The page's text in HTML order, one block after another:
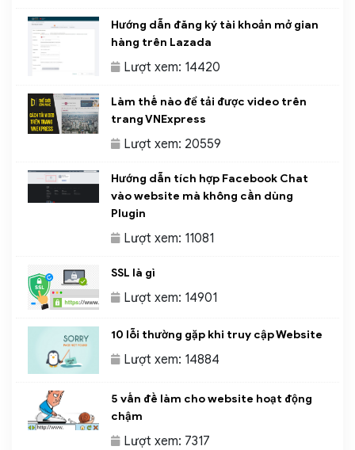
Hướng dẫn đăng ký tài khoản mở gian
hàng trên Lazada
Lượt xem: 14420
Làm thế nào để tải được video trên
trang VNExpress
Lượt xem: 20559
Hướng dẫn tích hợp Facebook Chat
vào website mà không cần dùng
Plugin
Lượt xem: 11081
SSL là gì
Lượt xem: 14901
10 lỗi thường gặp khi truy cập Website
Lượt xem: 14884
5 vấn đề làm cho website hoạt động
chậm
Lượt xem: 7317